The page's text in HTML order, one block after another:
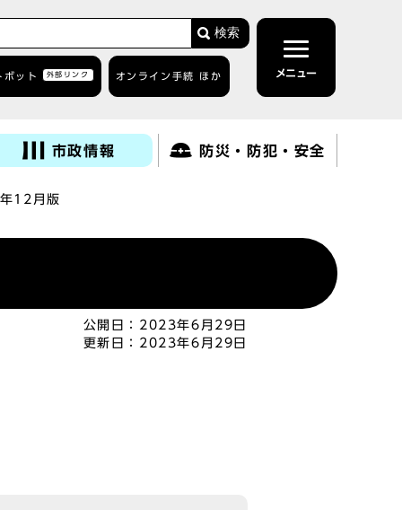
検索
ボット 外部リンク オンライン手続 ほか メニュー
市政情報 防災・防犯・安全
12月版
公開日： 2023年6月29日
更新日： 2023年6月29日